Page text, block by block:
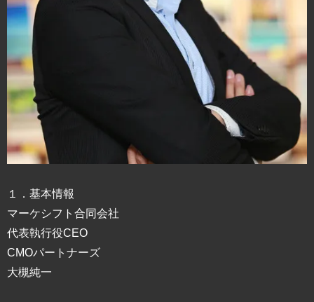
１．基本情報
マーケシフト合同会社
代表執行役CEO
CMOパートナーズ
大槻純一